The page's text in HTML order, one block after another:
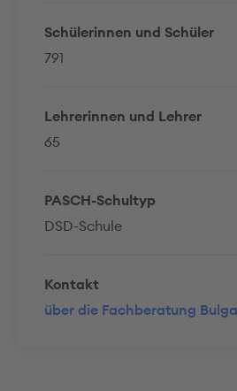
Schülerinnen und Schüler
791
Lehrerinnen und Lehrer
65
PASCH-Schultyp
DSD-Schule
Kontakt
über die Fachberatung